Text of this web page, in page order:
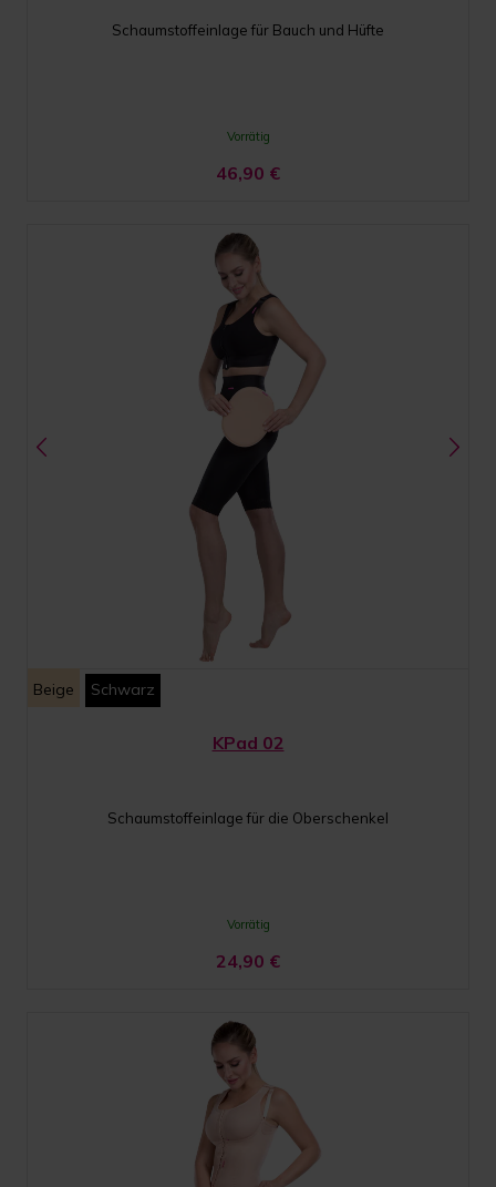
Schaumstoffeinlage für Bauch und Hüfte
Vorrätig
46,90 €
Beige Schwarz
KPad 02
Schaumstoffeinlage für die Oberschenkel
Vorrätig
24,90 €